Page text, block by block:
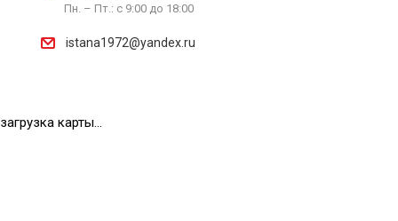
Пн. – Пт.: с 9:00 до 18:00
istana1972@yandex.ru
загрузка карты...